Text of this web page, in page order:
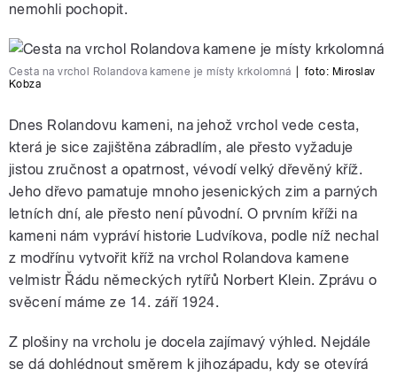
nemohli pochopit.
Cesta na vrchol Rolandova kamene je místy krkolomná
foto: Miroslav
Kobza
Dnes Rolandovu kameni, na jehož vrchol vede cesta,
která je sice zajištěna zábradlím, ale přesto vyžaduje
jistou zručnost a opatrnost, vévodí velký dřevěný kříž.
Jeho dřevo pamatuje mnoho jesenických zim a parných
letních dní, ale přesto není původní. O prvním kříži na
kameni nám vypráví historie Ludvíkova, podle níž nechal
z modřínu vytvořit kříž na vrchol Rolandova kamene
velmistr Řádu německých rytířů Norbert Klein. Zprávu o
svěcení máme ze 14. září 1924.
Z plošiny na vrcholu je docela zajímavý výhled. Nejdále
se dá dohlédnout směrem k jihozápadu, kdy se otevírá